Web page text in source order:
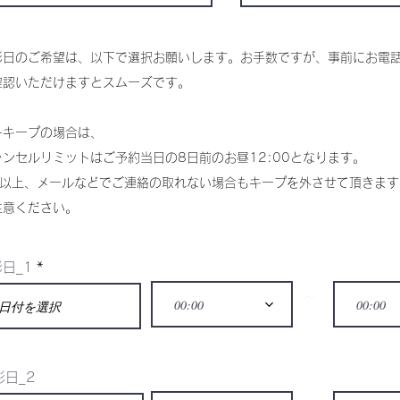
日のご希望は、以下で選択お願いします。お手数ですが、事前にお電
認いただけますとスムーズです。
ープの場合は、
ンセルリミットはご予約当日の8日前のお昼12:00となります。
上、メールなどでご連絡の取れない場合もキープを外させて頂きま
意ください。
_1 *
e
u
r
00:00 00:00
日_2